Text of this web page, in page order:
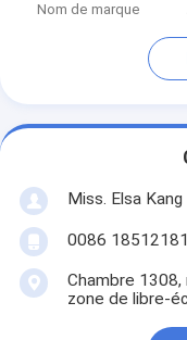
Nom de marque
Miss. Elsa Kang
0086
Chambre 1308,
zone de libre-